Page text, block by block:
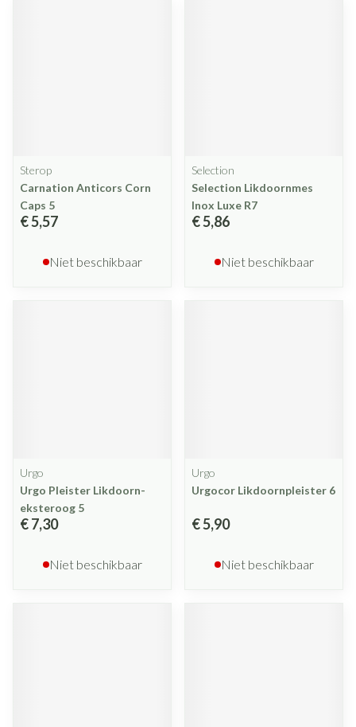
Sterop
Carnation Anticors Corn
Caps 5
€ 5,57
Niet beschikbaar
Selection
Selection Likdoornmes
Inox Luxe R7
€ 5,86
Niet beschikbaar
Urgo
Urgo Pleister Likdoorn-
eksteroog 5
€ 7,30
Niet beschikbaar
Urgo
Urgocor Likdoornpleister 6
€ 5,90
Niet beschikbaar